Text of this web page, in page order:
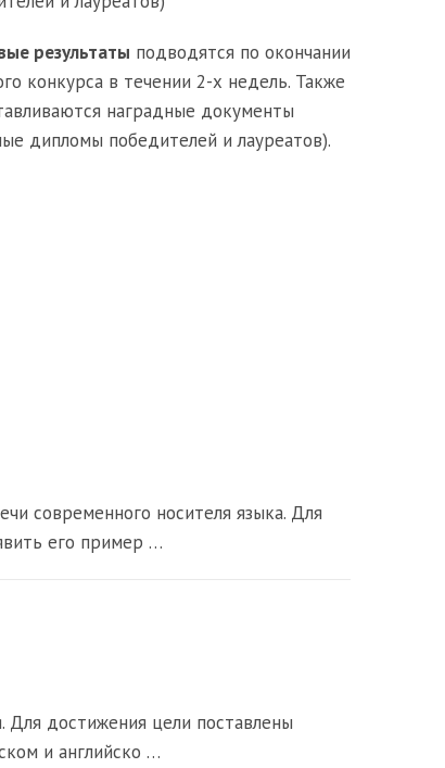
результаты подводятся по окончании
конкурса в течении 2-х недель. Также
наградные документы
дипломы победителей и лауреатов).
современного носителя языка. Для
его пример …
Для достижения цели поставлены
и английско …